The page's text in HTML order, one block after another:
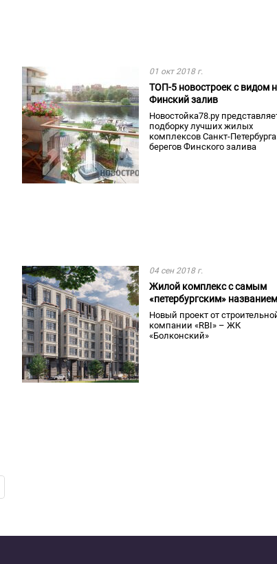
01 окт 2018 г.
ТОП-5 новостроек с видом
Финский залив
Новостойка78.ру
подборку лучших жилых
комплексов Санкт-Петербурга
берегов Финского залива
04 сен 2018 г.
Жилой комплекс с самым
«петербургским» названием
Новый проект от
компании «RBI» – ЖК
«Болконский»